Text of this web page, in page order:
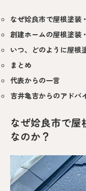
なぜ姶良市で屋根塗装
創建ホームの屋根塗装
いつ、どのように屋根
まとめ
代表からの一言
吉井亀吉からのアドバ
なぜ姶良市で
なのか？